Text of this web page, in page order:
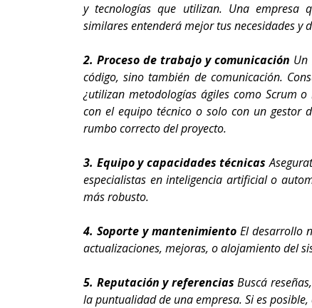
y tecnologías que utilizan. Una empresa
similares entenderá mejor tus necesidades y
2. Proceso de trabajo y comunicación Un
código, sino también de comunicación.
¿utilizan metodologías ágiles como Scrum
con el equipo técnico o solo con un gestor
rumbo correcto del proyecto.
3. Equipo y capacidades técnicas
especialistas en inteligencia artificial o
más robusto.
4. Soporte y mantenimientoEl desarrollo
actualizaciones, mejoras, o alojamiento del
5. Reputación y referencias Buscá
la puntualidad de una empresa. Si es